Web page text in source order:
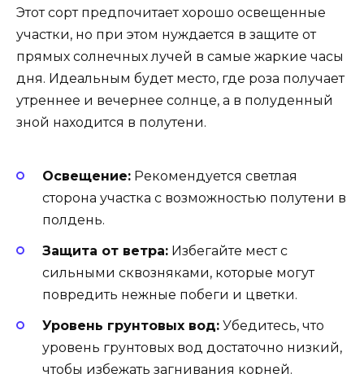
Этот сорт предпочитает хорошо освещенные
участки, но при этом нуждается в защите от
прямых солнечных лучей в самые жаркие часы
дня. Идеальным будет место, где роза получает
утреннее и вечернее солнце, а в полуденный
зной находится в полутени.
Освещение: Рекомендуется светлая
сторона участка с возможностью полутени в
полдень.
Защита от ветра: Избегайте мест с
сильными сквозняками, которые могут
повредить нежные побеги и цветки.
Уровень грунтовых вод: Убедитесь, что
уровень грунтовых вод достаточно низкий,
чтобы избежать загнивания корней.